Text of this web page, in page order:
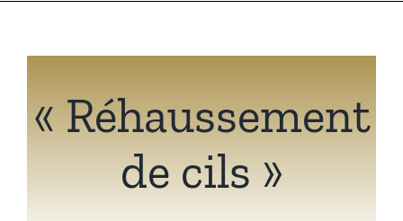
« Réhaussement
de cils »